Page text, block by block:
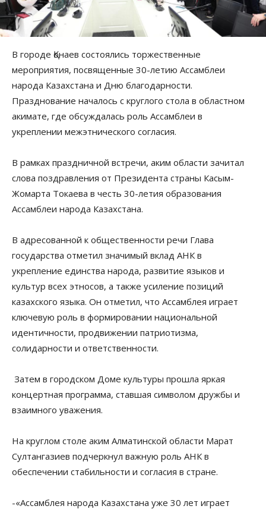
В городе Қонаев состоялись торжественные
мероприятия, посвященные 30-летию Ассамблеи
народа Казахстана и Дню благодарности.
Празднование началось с круглого стола в областном
акимате, где обсуждалась роль Ассамблеи в
укреплении межэтнического согласия.
В рамках праздничной встречи, аким области зачитал
слова поздравления от Президента страны Касым-
Жомарта Токаева в честь 30-летия образования
Ассамблеи народа Казахстана.
В адресованной к общественности речи Глава
государства отметил значимый вклад АНК в
укрепление единства народа, развитие языков и
культур всех этносов, а также усиление позиций
казахского языка. Он отметил, что Ассамблея играет
ключевую роль в формировании национальной
идентичности, продвижении патриотизма,
солидарности и ответственности.
Затем в городском Доме культуры прошла яркая
концертная программа, ставшая символом дружбы и
взаимного уважения.
На круглом столе аким Алматинской области Марат
Султангазиев подчеркнул важную роль АНК в
обеспечении стабильности и согласия в стране.
-«Ассамблея народа Казахстана уже 30 лет играет